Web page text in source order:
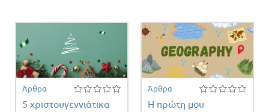
Άρθρα
5 χριστουγεννιάτικα
Άρθρα
Η πρώτη μου